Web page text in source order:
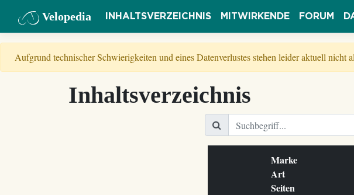
Velopedia INHALTSVERZEICHNIS MITWIRKENDE FORUM
Aufgrund technischer Schwierigkeiten und eines Datenverlustes stehen leider aktuell
Inhaltsverzeichnis
Marke
Art
Seiten